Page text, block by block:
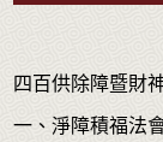
四百供除障暨財
一、淨障積福法